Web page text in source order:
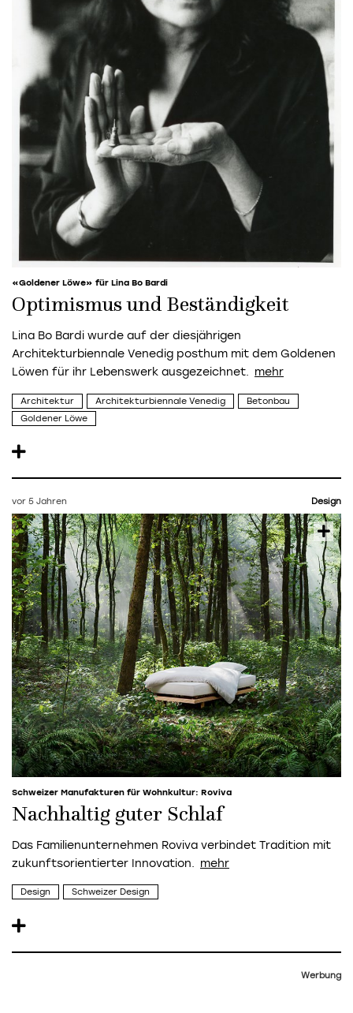
«Goldener Löwe» für Lina Bo Bardi
Optimismus und Beständigkeit
Lina Bo Bardi wurde auf der diesjährigen
Architekturbiennale Venedig posthum mit dem Goldenen
Löwen für ihr Lebenswerk ausgezeichnet.
Architektur Architekturbiennale Venedig
Betonbau
Goldener Löwe
vor 5 Jahren Design
Schweizer Manufakturen für Wohnkultur: Roviva
Nachhaltig guter Schlaf
Das Familienunternehmen Roviva verbindet Tradition mit
zukunftsorientierter Innovation.
Design Schweizer Design
Werbung